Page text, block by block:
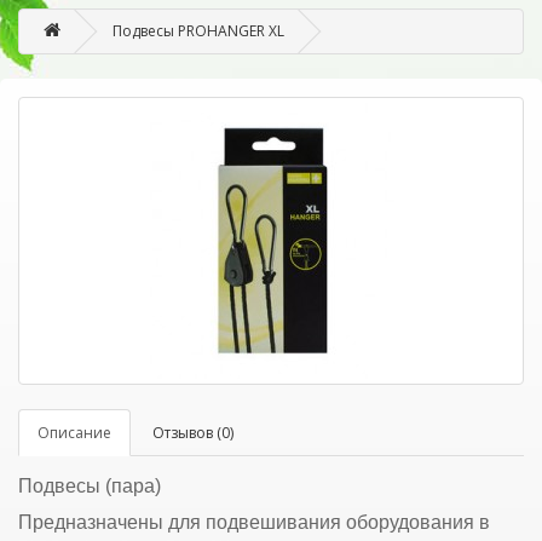
Подвесы PROHANGER XL
Описание Отзывов (0)
Подвесы (пара)
Предназначены для подвешивания оборудования в